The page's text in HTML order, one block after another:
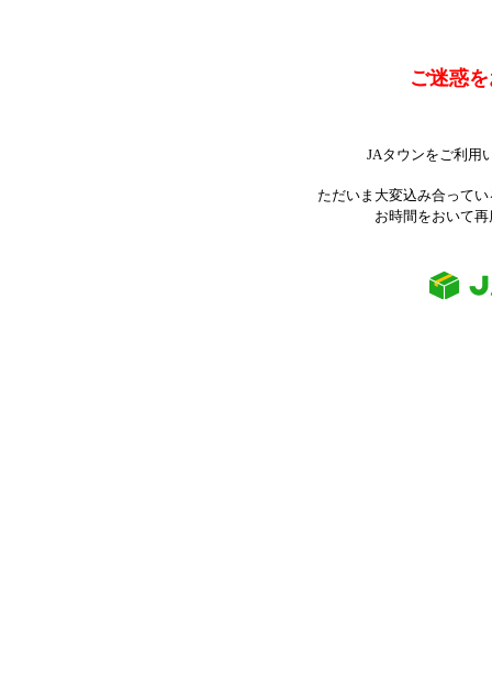
ご迷惑
JAタウンをご利用
ただいま大変込み合って
お時間をおいて